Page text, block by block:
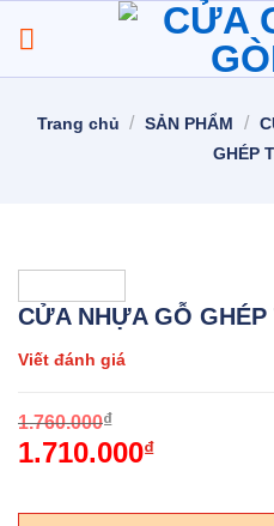
đến
nội
Trang chủ / SẢN PHẨM /
GHÉP
CỬA NHỰA GỖ GHÉP
Viết đánh giá
1.760.000₫
1.710.000₫